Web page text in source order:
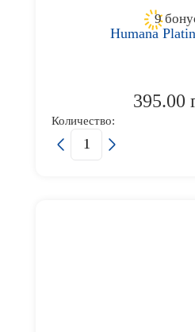
9
Humana
395.00
Количество: